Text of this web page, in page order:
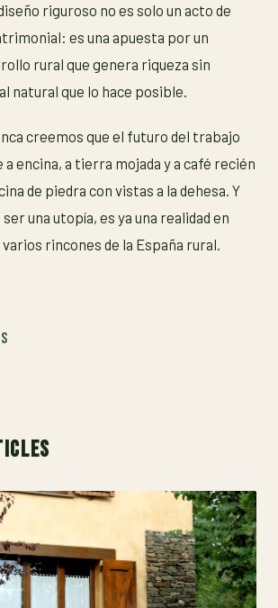
riguroso no es solo un acto de
es una apuesta por un
rural que genera riqueza sin
natural que lo hace posible.
creemos que el futuro del trabajo
encina, a tierra mojada y a café recién
de piedra con vistas a la dehesa. Y
una utopía, es ya una realidad en
rincones de la España rural.